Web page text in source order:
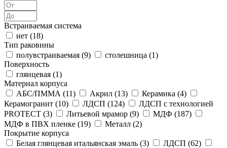
Встраиваемая система
нет (18)
Тип раковины
полувстраиваемая (9) столешница (1)
Поверхность
глянцевая (1)
Материал корпуса
АБС/ПММА (11) Акрил (13) Керамика (4)
Керамогранит (10) ЛДСП (124)
ЛДСП с технологией
PROTECT (3) Литьевой мрамор (9) МДФ (187)
МДФ в ПВХ пленке (19) Металл (2)
Покрытие корпуса
Белая глянцевая итальянская эмаль (3) ЛДСП (62)